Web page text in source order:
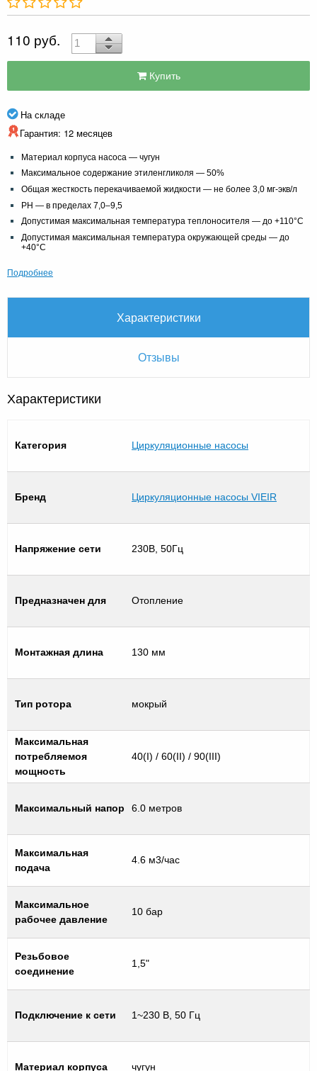
110 руб.
Купить
На складе
Гарантия: 12 месяцев
Материал корпуса насоса — чугун
Максимальное содержание этиленгликоля — 50%
Общая жесткость перекачиваемой жидкости — не более 3,0 мг-экв/л
PH — в пределах 7,0–9,5
Допустимая максимальная температура теплоносителя — до +110°С
Допустимая максимальная температура окружающей среды — до
+40°С
Подробнее
Характеристики
Отзывы
Характеристики
Категория Циркуляционные насосы
Бренд Циркуляционные насосы VIEIR
Напряжение сети 230В, 50Гц
Предназначен для Отопление
Монтажная длина 130 мм
Тип ротора мокрый
Максимальная
потребляемоя
мощность
40(I) / 60(II) / 90(III)
Максимальный напор 6.0 метров
Максимальная
подача
4.6 м3/час
Максимальное
рабочее давление
10 бар
Резьбовое
соединение
1,5"
Подключение к сети 1~230 В, 50 Гц
Материал корпуса чугун